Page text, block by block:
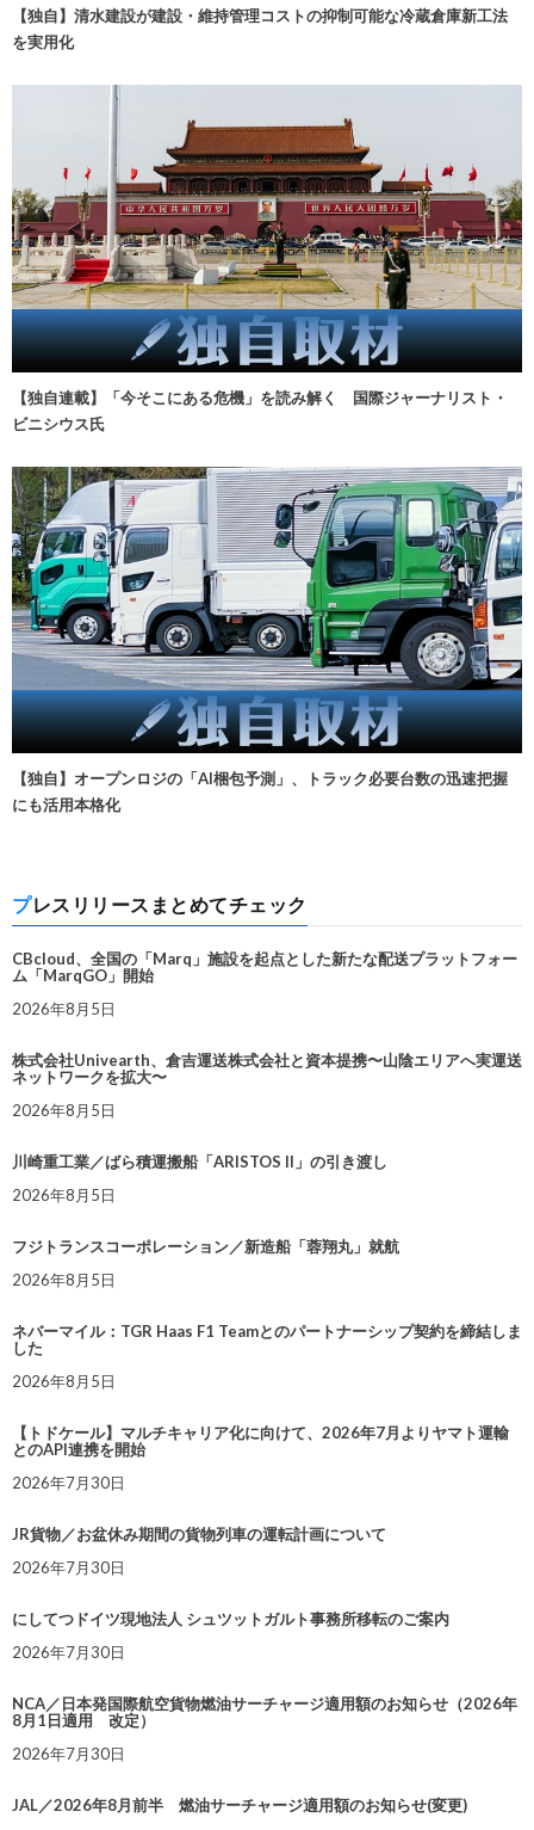
【独自】清水建設が建設・維持管理コストの抑制可能な冷蔵倉庫新工法
を実用化
【独自連載】「今そこにある危機」を読み解く 国際ジャーナリスト・
ビニシウス氏
【独自】オープンロジの「AI梱包予測」、トラック必要台数の迅速把握
にも活用本格化
プレスリリースまとめてチェック
CBcloud、全国の「Marq」施設を起点とした新たな配送プラットフォー
ム「MarqGO」開始
2026年8月5日
株式会社Univearth、倉吉運送株式会社と資本提携〜山陰エリアへ実運送
ネットワークを拡大〜
2026年8月5日
川崎重工業／ばら積運搬船「ARISTOS II」の引き渡し
2026年8月5日
フジトランスコーポレーション／新造船「蓉翔丸」就航
2026年8月5日
ネバーマイル：TGR Haas F1 Teamとのパートナーシップ契約を締結しま
した
2026年8月5日
【トドケール】マルチキャリア化に向けて、2026年7月よりヤマト運輸
とのAPI連携を開始
2026年7月30日
JR貨物／お盆休み期間の貨物列車の運転計画について
2026年7月30日
にしてつドイツ現地法人 シュツットガルト事務所移転のご案内
2026年7月30日
NCA／日本発国際航空貨物燃油サーチャージ適用額のお知らせ（2026年
8月1日適用 改定）
2026年7月30日
JAL／2026年8月前半 燃油サーチャージ適用額のお知らせ(変更)